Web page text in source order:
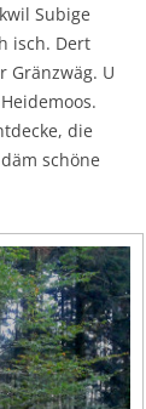
Subige
isch. Dert
Gränzwäg. U
die
schöne